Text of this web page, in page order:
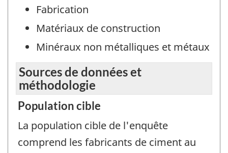
Fabrication
Matériaux de construction
Minéraux non métalliques et métaux
Sources de données et
méthodologie
Population cible
La population cible de l'enquête
comprend les fabricants de ciment au